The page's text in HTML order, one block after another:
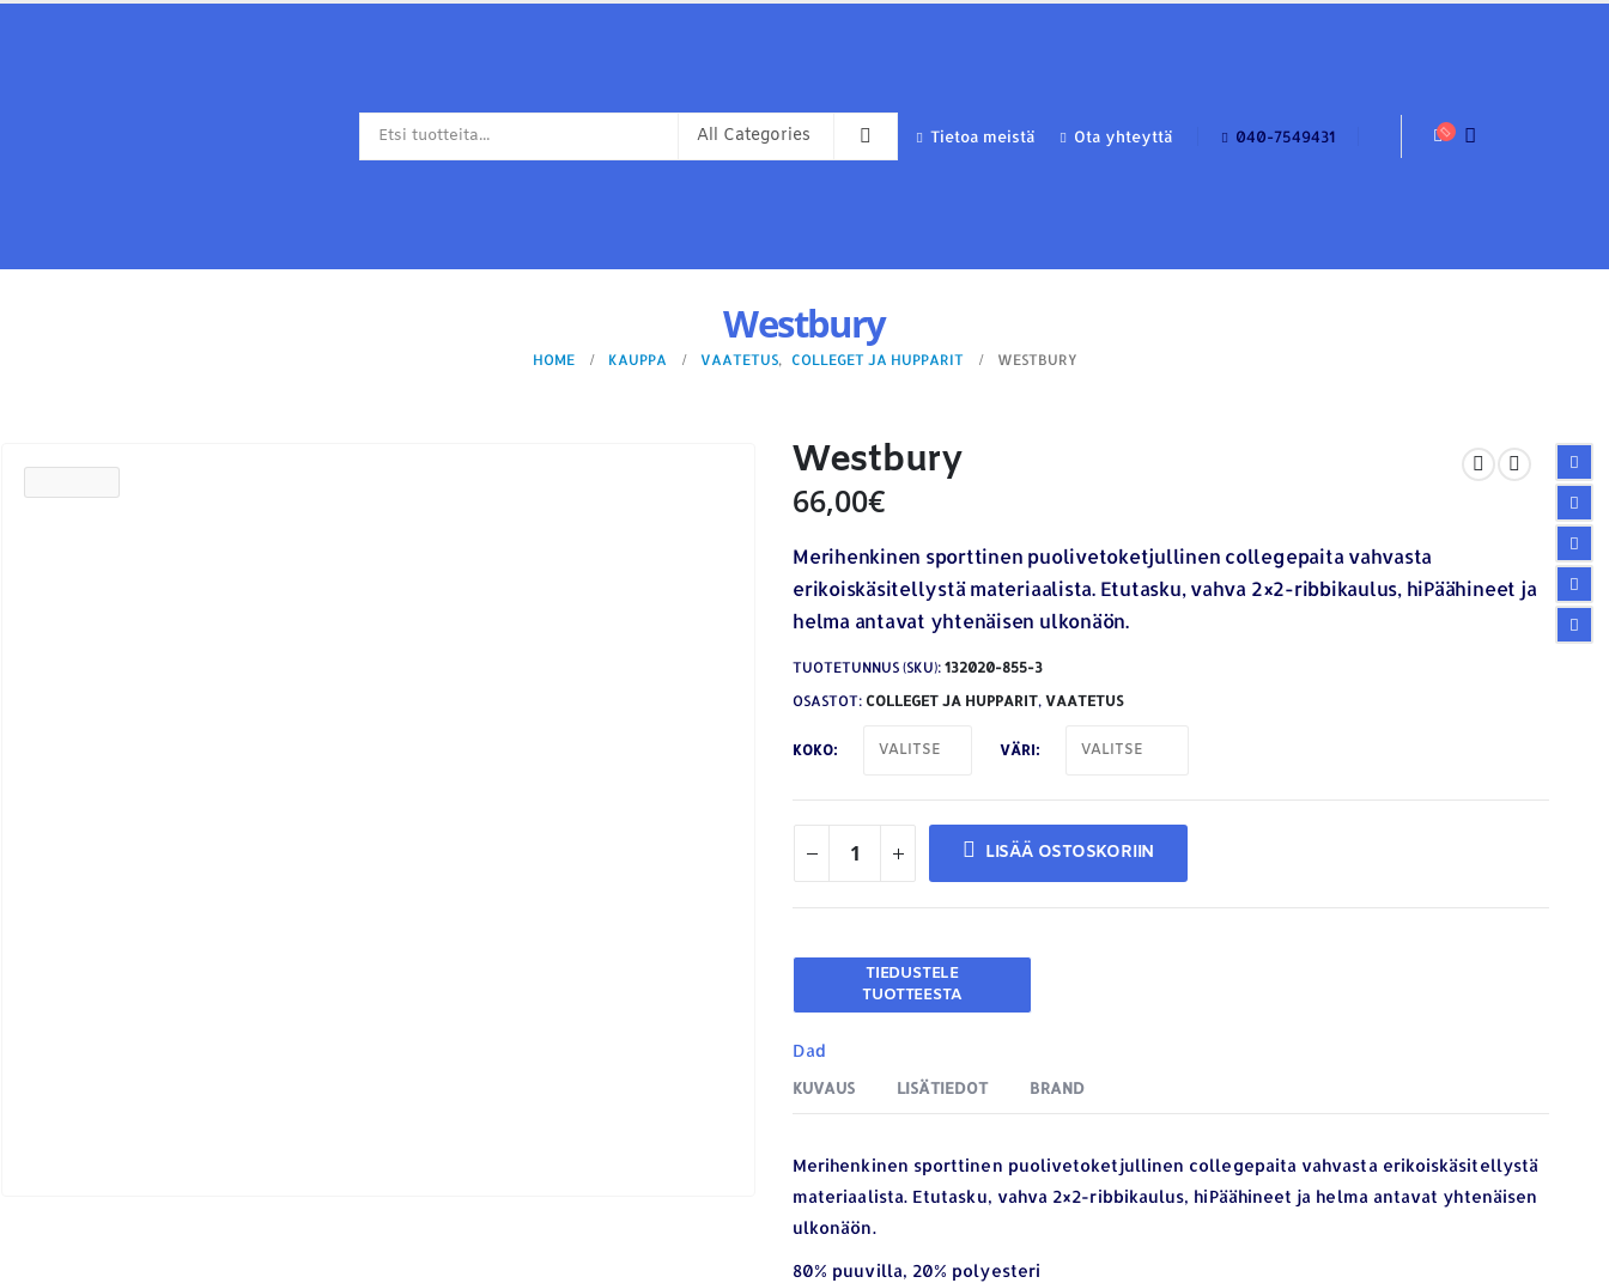
Tietoa meistä Ota yhteyttä 040-7549431
Westbury
HOME KAUPPA VAATETUS, COLLEGET JA HUPPARIT WESTBURY
Westbury
66,00€
Merihenkinen sporttinen puolivetoketjullinen collegepaita vahvasta
erikoiskäsitellystä materiaalista. Etutasku, vahva 2×2-ribbikaulus, hiPäähineet ja
helma antavat yhtenäisen ulkonäön.
TUOTETUNNUS (SKU): 132020-855-3
OSASTOT: COLLEGET JA HUPPARIT, VAATETUS
KOKO VÄRI
LISÄÄ OSTOSKORIIN
Dad
KUVAUS LISÄTIEDOT BRAND
Merihenkinen sporttinen puolivetoketjullinen collegepaita vahvasta erikoiskäsitellystä
materiaalista. Etutasku, vahva 2×2-ribbikaulus, hiPäähineet ja helma antavat yhtenäisen
ulkonäön.
80% puuvilla, 20% polyesteri